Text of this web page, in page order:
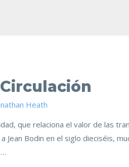
Heath
que relaciona el valor de las
Jean Bodin en el siglo dieciséis,